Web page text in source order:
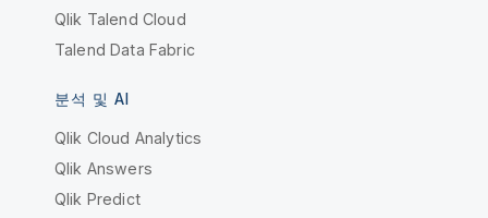
Qlik Talend Cloud
Talend Data Fabric
분석 및 AI
Qlik Cloud Analytics
Qlik Answers
Qlik Predict